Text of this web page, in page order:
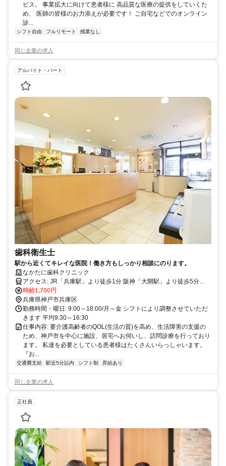
ビス。 事業拡大に向けて患者様に 高品質な医療の提供をしていくた
め、 医師の皆様のお力添えが必要です！ ご自宅などでのオンライン
診...
シフト自由 フルリモート 残業なし
同じ企業の求人
アルバイト・パート
歯科衛生士
駅から近くてキレイな医院！働き方もしっかり相談にのります。
なかたに歯科クリニック
アクセス: JR「兵庫駅」より徒歩1分 阪神「大開駅」より徒歩5分
JR「三ノ宮駅」より電車で6分 JR「元町駅」より電車で4分 JR「神
時給1,700円
兵庫県神戸市兵庫区
勤務時間・曜日: 9:00～18:00/月～金 シフトにより調整させていただ
きます 平均9:30～16:30
仕事内容: 要介護高齢者のQOL(生活の質)を高め、生活障害の支援の
ため、神戸市を中心に施設、居宅へお伺いし、訪問診療を行っており
ます。 私達を必要としている患者様はたくさんいらっしゃいます。
『お...
交通費支給 駅近5分以内 シフト制 昇給あり
同じ企業の求人
正社員